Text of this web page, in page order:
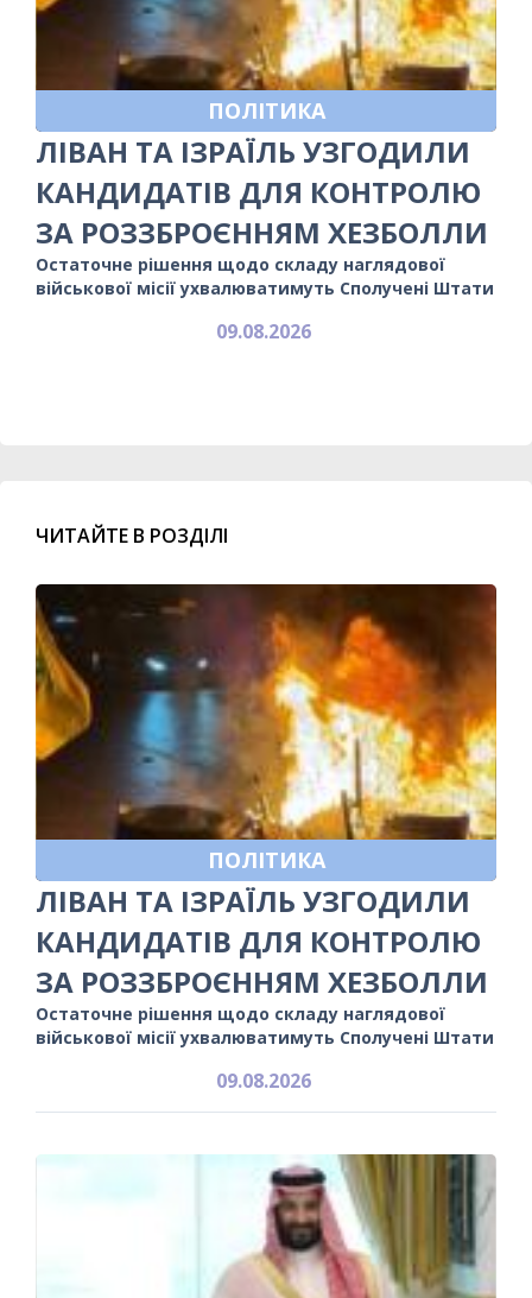
ПОЛІТИКА
ЛІВАН ТА ІЗРАЇЛЬ УЗГОДИЛИ
КАНДИДАТІВ ДЛЯ КОНТРОЛЮ
ЗА РОЗЗБРОЄННЯМ ХЕЗБОЛЛИ
Остаточне рішення щодо складу наглядової
військової місії ухвалюватимуть Сполучені Штати
09.08.2026
ЧИТАЙТЕ В РОЗДІЛІ
ПОЛІТИКА
ЛІВАН ТА ІЗРАЇЛЬ УЗГОДИЛИ
КАНДИДАТІВ ДЛЯ КОНТРОЛЮ
ЗА РОЗЗБРОЄННЯМ ХЕЗБОЛЛИ
Остаточне рішення щодо складу наглядової
військової місії ухвалюватимуть Сполучені Штати
09.08.2026